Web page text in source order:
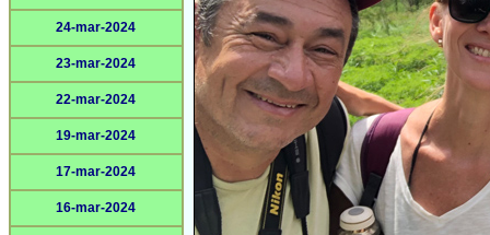
24-mar-2024
23-mar-2024
22-mar-2024
19-mar-2024
17-mar-2024
16-mar-2024